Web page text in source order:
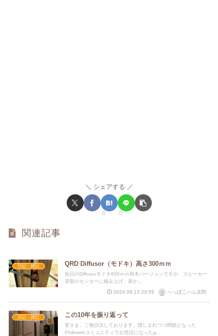
シェアする
0 0
関連記事
日記・雑記 QRD Diffusor（モドキ）高さ300ｍｍ
先日のDiffusorモドキ600ｍｍ和木バージョンですが、スピーカー
背面のセンターに積み上げ、床か...
2024.09.13 23:55
へっぽこハム太郎
日記・雑記 この10年を振り返って
皆さま、ご無沙汰しております。惜しまれつつ閉鎖となった
Philewebコミュニティでお世話になったg...